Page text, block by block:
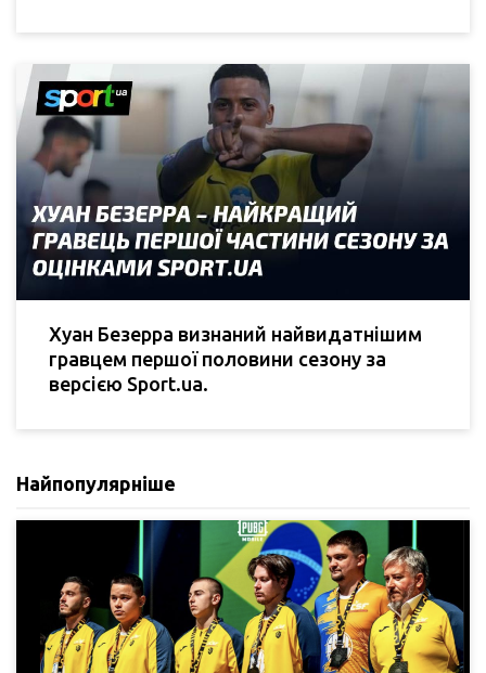
Хуан Безерра визнаний найвидатнішим
гравцем першої половини сезону за
версією Sport.ua.
Найпопулярніше